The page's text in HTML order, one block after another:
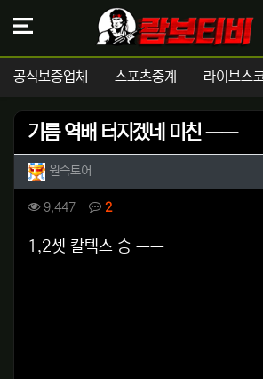
공식보증업체 스포츠중계 라이브스
기름 역배 터지겠네 미친 ㅡㅡ
작성자 정보
원슥토어
컨텐츠 정보
9,447조회 2댓글
본문
1,2셋 칼텍스 승 ㅡㅡ